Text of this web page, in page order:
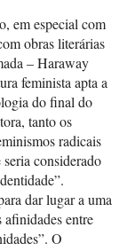
em especial com
obras literárias
– Haraway
feminista apta a
do final do
tanto os
radicais
considerado
dar lugar a uma
afinidades entre
O